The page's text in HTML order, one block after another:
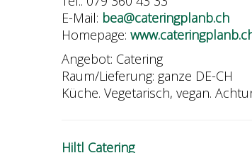
E-Mail: bea@cateringplanb.ch
Homepage:
Angebot: Catering
Raum/Lieferung: ganze DE-CH
Küche. Vegetarisch, vegan.
Hiltl Catering